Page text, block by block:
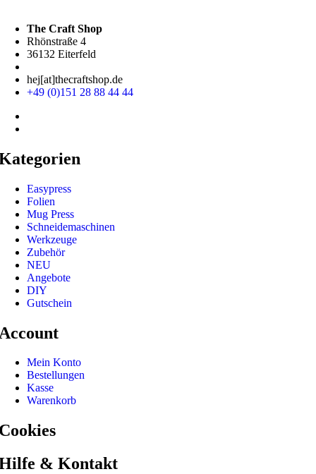
The Craft Shop
Rhönstraße 4
36132 Eiterfeld
hej[at]thecraftshop.de
+49 (0)151 28 88 44 44
Easypress
Folien
Mug Press
Schneidemaschinen
Werkzeuge
Zubehör
NEU
Angebote
DIY
Gutschein
Mein Konto
Bestellungen
Kasse
Warenkorb
& Kontakt